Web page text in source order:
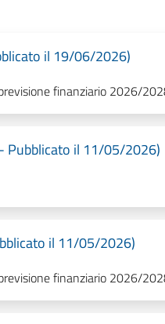
il 19/06/2026)
finanziario 2026/
Pubblicato il 11/05/2026)
il 11/05/2026)
finanziario 2026/